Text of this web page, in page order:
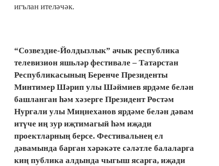
игълан ителәчәк.
“Созвездие-Йолдызлык” ачык республика
телевизион яшьләр фестивале – Татарстан
Республикасының Беренче Президенты
Минтимер Шәрип улы Шәймиев ярдәме белән
башланган һәм хәзерге Президент Рөстәм
Нургали улы Миңнеханов ярдәме белән дәвам
итүче иң зур иҗтимагый һәм иҗади
проектларның берсе. Фестивальнең ел
дәвамында барган хәрәкәте сәләтле балаларга
киң публика алдында чыгыш ясарга, иҗади